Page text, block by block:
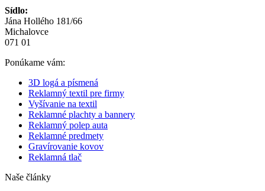
Sídlo:
Jána Hollého 181/66
Michalovce
071 01
Ponúkame vám:
3D logá a písmená
Reklamný textil pre firmy
Vyšívanie na textil
Reklamné plachty a bannery
Reklamný polep auta
Reklamné predmety
Gravírovanie kovov
Reklamná tlač
Naše články